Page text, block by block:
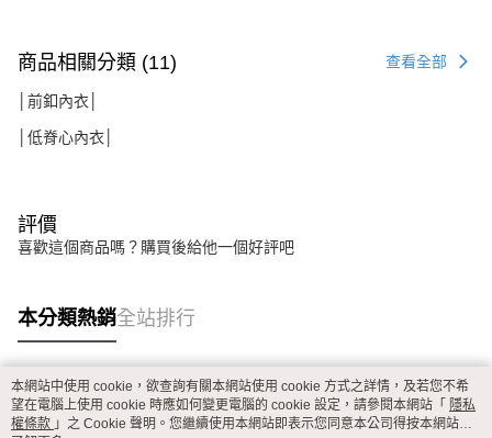
商品相關分類 (11) 查看全部
│前釦內衣│
│低脊心內衣│
評價
喜歡這個商品嗎？購買後給他一個好評吧
本分類熱銷全站排行
熱門標籤
本網站中使用 cookie，欲查詢有關本網站使用 cookie 方式之詳情，及若您不希
望在電腦上使用 cookie 時應如何變更電腦的 cookie 設定，請參閱本網站「 隱私
權條款 」之 Cookie 聲明。您繼續使用本網站即表示您同意本公司得按本網站使